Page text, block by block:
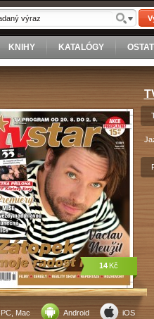
KNIHY KATALÓGY
PC, Mac Android iOS
14 Kč